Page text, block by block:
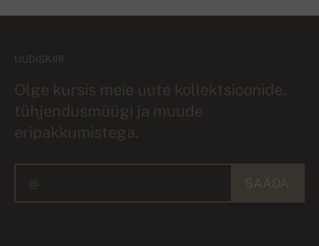
UUDISKIRI
Olge kursis meie uute kollektsioonide,
tühjendusmüügi ja muude
eripakkumistega.